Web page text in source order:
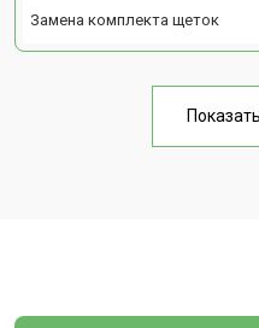
Замена комплекта щеток